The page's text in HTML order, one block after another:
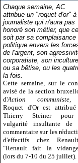
Chaque semaine, AC
attribue un "roquet d'or" à
journaliste qui n'aura pas
honoré son métier, que ce
soit par sa complaisance
politique envers les
de l'argent, son
corporatiste, son inculture,
ou sa bêtise, ou les
la fois.
Cette semaine, sur le
avisé de la section
d'Action communiste ,
Roquet d'Or est attribué
Thierry Steiner
vulgarité insultante de
commentaire sur les
d'effectifs chez
"Renault fait la
(lors du 7-10 du 25 juillet).